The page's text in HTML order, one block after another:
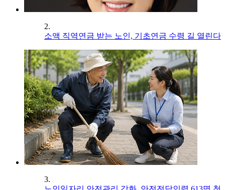
2.
소액 직역연금 받는 노인, 기초연금 수령 길 열린다
3.